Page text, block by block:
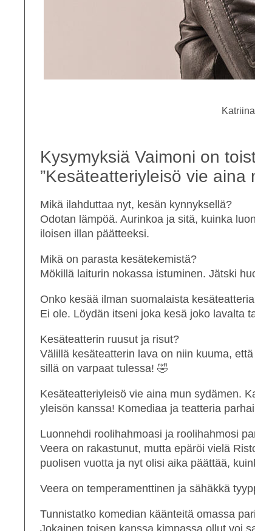
Kysymyksiä Vaimoni on
”Kesäteatteriyleisö vie aina
Mikä ilahduttaa nyt, kesän kynnyksellä?
Odotan lämpöä. Aurinkoa ja sitä, kuinka
iloisen illan päätteeksi.
Mikä on parasta kesätekemistä?
Mökillä laiturin nokassa istuminen. Jätski
Onko kesää ilman suomalaista
Ei ole. Löydän itseni joka kesä joko lavalta
Kesäteatterin ruusut ja risut?
Välillä kesäteatterin lava on niin kuuma,
sillä on varpaat tulessa! 🤣
Kesäteatteriyleisö vie aina mun sydämen.
yleisön kanssa! Komediaa ja teatteria
Luonnehdi roolihahmoasi ja roolihahmosi
Veera on rakastunut, mutta epäröi vielä
puolisen vuotta ja nyt olisi aika päättää,
Veera on temperamenttinen ja sähäkkä
Tunnistatko komedian käänteitä omassa
Jokainen toisen kanssa kimpassa ollut voi